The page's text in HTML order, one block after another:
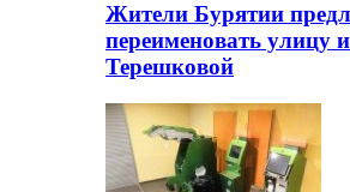
Жители Бурятии
переименовать улицу
Терешковой